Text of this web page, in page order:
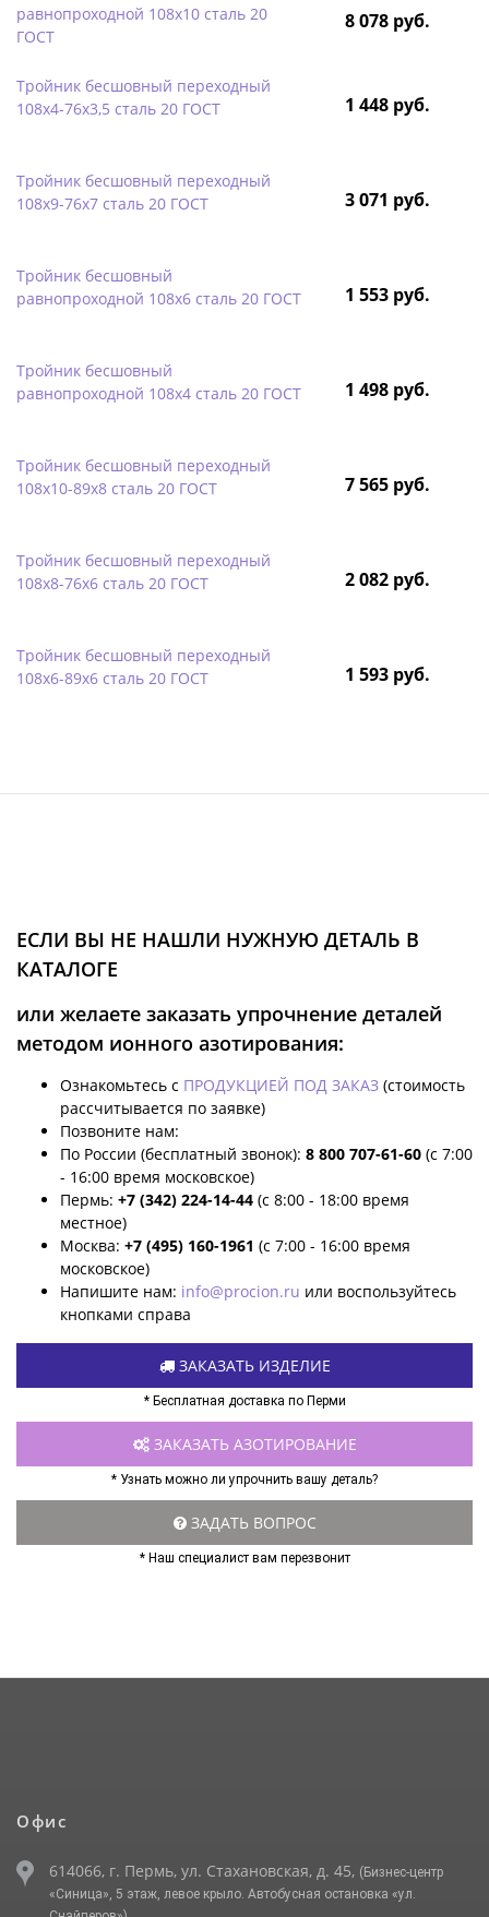
равнопроходной 108х10 сталь 20
ГОСТ
8 078 руб.
Тройник бесшовный переходный
108х4-76х3,5 сталь 20 ГОСТ
1 448 руб.
Тройник бесшовный переходный
108х9-76х7 сталь 20 ГОСТ
3 071 руб.
Тройник бесшовный
равнопроходной 108х6 сталь 20 ГОСТ
1 553 руб.
Тройник бесшовный
равнопроходной 108х4 сталь 20 ГОСТ
1 498 руб.
Тройник бесшовный переходный
108х10-89х8 сталь 20 ГОСТ
7 565 руб.
Тройник бесшовный переходный
108х8-76х6 сталь 20 ГОСТ
2 082 руб.
Тройник бесшовный переходный
108х6-89х6 сталь 20 ГОСТ
1 593 руб.
ЕСЛИ ВЫ НЕ НАШЛИ НУЖНУЮ ДЕТАЛЬ В
КАТАЛОГЕ
или желаете заказать упрочнение деталей
методом ионного азотирования:
Ознакомьтесь с ПРОДУКЦИЕЙ ПОД ЗАКАЗ (стоимость
рассчитывается по заявке)
Позвоните нам:
По России (бесплатный звонок): 8 800 707-61-60 (с 7:00
- 16:00 время московское)
Пермь: +7 (342) 224-14-44 (с 8:00 - 18:00 время
местное)
Москва: +7 (495) 160-1961 (с 7:00 - 16:00 время
московское)
Напишите нам: info@procion.ru или воспользуйтесь
кнопками справа
ЗАКАЗАТЬ ИЗДЕЛИЕ
* Бесплатная доставка по Перми
ЗАКАЗАТЬ АЗОТИРОВАНИЕ
* Узнать можно ли упрочнить вашу деталь?
ЗАДАТЬ ВОПРОС
* Наш специалист вам перезвонит
Офис
614066, г. Пермь, ул. Стахановская, д. 45, (Бизнес-центр
«Синица», 5 этаж, левое крыло. Автобусная остановка «ул.